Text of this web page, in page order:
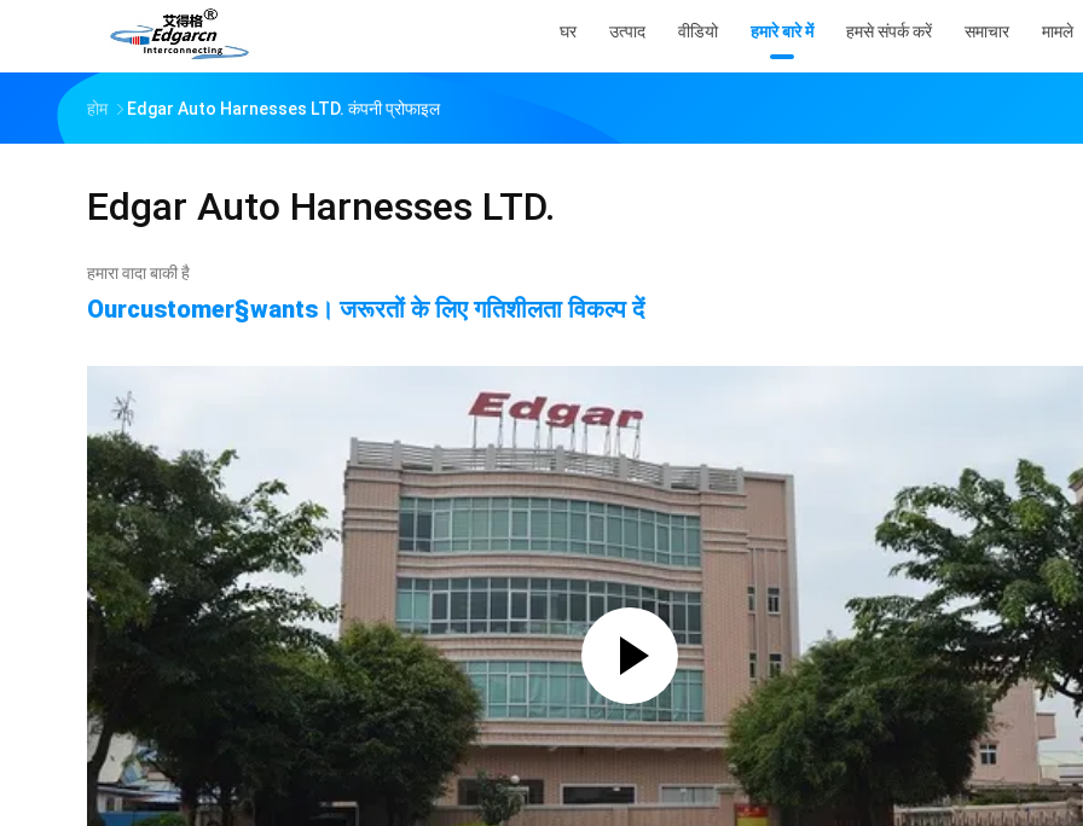
घर उत्पाद वीडियो हमारे बारे में हमसे संपर्क करें समाचार मामले
होम Edgar Auto Harnesses LTD. कंपनी प्रोफाइल
Edgar Auto Harnesses LTD.
हमारा वादा बाकी है
Ourcustomer§wants। जरूरतों के लिए गतिशीलता विकल्प दें